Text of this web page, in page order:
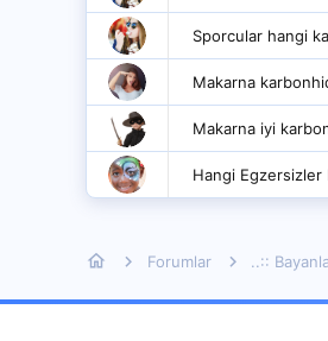
Sporcular hangi
Makarna
Makarna iyi
Hangi Egzersizler
Forumlar ..::